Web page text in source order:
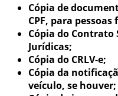
Cópia de
CPF, para pessoas
Cópia do Contrato
Jurídicas;
Cópia do CRLV-e;
Cópia da
veículo, se houver;